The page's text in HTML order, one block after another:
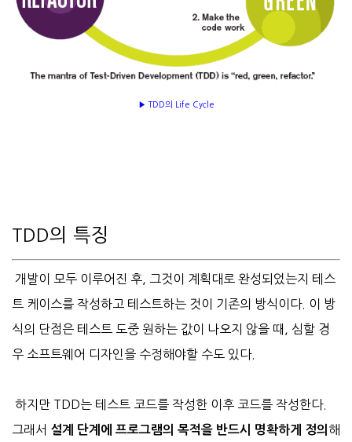
▶ TDD의 Life Cycle
TDD의 특징
개발이 모두 이루어진 후, 그것이 계획대로 완성되었는지 테스
트 케이스를 작성하고 테스트하는 것이 기존의 방식이다. 이 방
식의 단점은 테스트 도중 원하는 값이 나오지 않을 때, 심할 경
우 소프트웨어 디자인을 수정해야할 수도 있다.
하지만 TDD는 테스트 코드를 작성한 이후 코드를 작성한다.
그래서 설계 단계에 프로그램의 목적을 반드시 명확하게 정의 해